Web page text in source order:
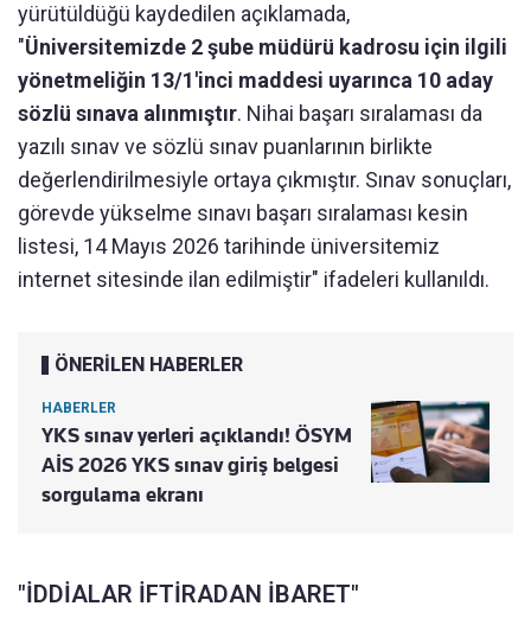
yürütüldüğü kaydedilen açıklamada,
"Üniversitemizde 2 şube müdürü kadrosu için ilgili
yönetmeliğin 13/1'inci maddesi uyarınca 10 aday
sözlü sınava alınmıştır. Nihai başarı sıralaması da
yazılı sınav ve sözlü sınav puanlarının birlikte
değerlendirilmesiyle ortaya çıkmıştır. Sınav sonuçları,
görevde yükselme sınavı başarı sıralaması kesin
listesi, 14 Mayıs 2026 tarihinde üniversitemiz
internet sitesinde ilan edilmiştir" ifadeleri kullanıldı.
ÖNERİLEN HABERLER
HABERLER
YKS sınav yerleri açıklandı! ÖSYM
AİS 2026 YKS sınav giriş belgesi
sorgulama ekranı
"İDDİALAR İFTİRADAN İBARET"